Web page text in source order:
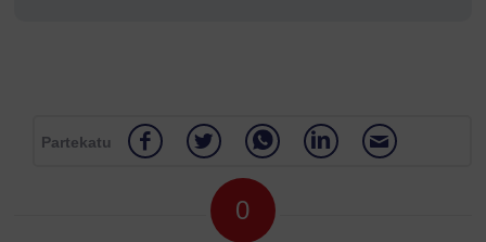
Partekatu
0